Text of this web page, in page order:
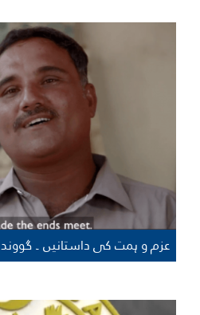
عزم و ہمت کی داستانیں ۔ گووند